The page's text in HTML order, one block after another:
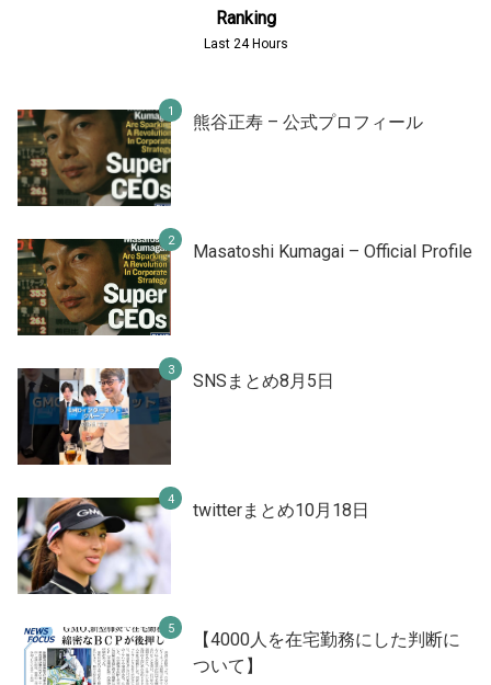
Ranking
Last 24 Hours
熊谷正寿 – 公式プロフィール
Masatoshi Kumagai – Official Profile
SNSまとめ8月5日
twitterまとめ10月18日
【4000人を在宅勤務にした判断に
ついて】